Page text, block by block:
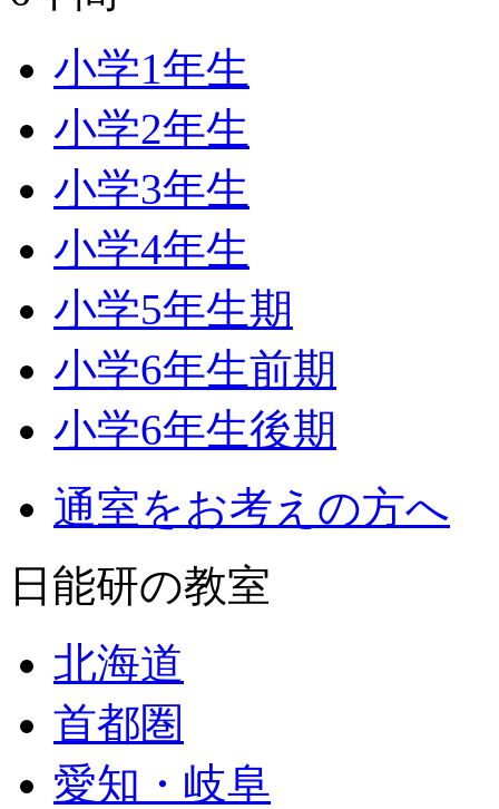
小学1年生
小学2年生
小学3年生
小学4年生
小学5年生期
小学6年生前期
小学6年生後期
通室をお考えの方へ
日能研の教室
北海道
首都圏
愛知・岐阜